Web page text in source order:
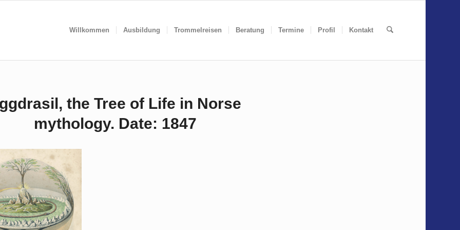
Willkommen Ausbildung Trommelreisen Beratung Termine Profil Kontakt
the Tree of Life in Norse
mythology. Date: 1847